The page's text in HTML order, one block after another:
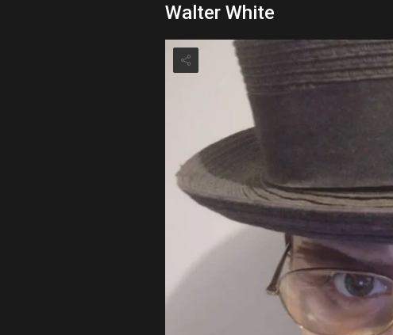
Walter White